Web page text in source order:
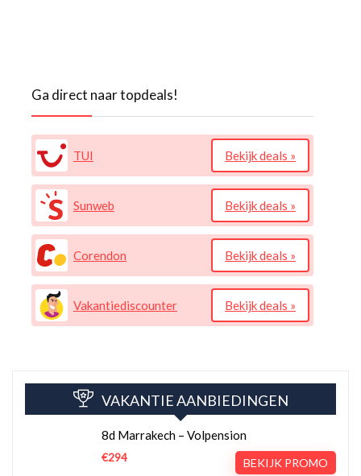
Ga direct naar topdeals!
TUI Bekijk deals »
Sunweb Bekijk deals »
Corendon Bekijk deals »
Vakantiediscounter Bekijk deals »
VAKANTIE AANBIEDINGEN
8d Marrakech – Volpension
€294 BEKIJK PROMO